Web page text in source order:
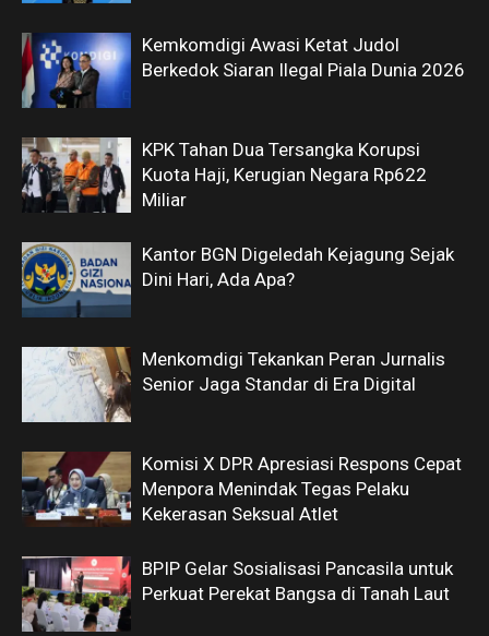
Kemkomdigi Awasi Ketat Judol
Berkedok Siaran Ilegal Piala Dunia 2026
KPK Tahan Dua Tersangka Korupsi
Kuota Haji, Kerugian Negara Rp622
Miliar
Kantor BGN Digeledah Kejagung Sejak
Dini Hari, Ada Apa?
Menkomdigi Tekankan Peran Jurnalis
Senior Jaga Standar di Era Digital
Komisi X DPR Apresiasi Respons Cepat
Menpora Menindak Tegas Pelaku
Kekerasan Seksual Atlet
BPIP Gelar Sosialisasi Pancasila untuk
Perkuat Perekat Bangsa di Tanah Laut